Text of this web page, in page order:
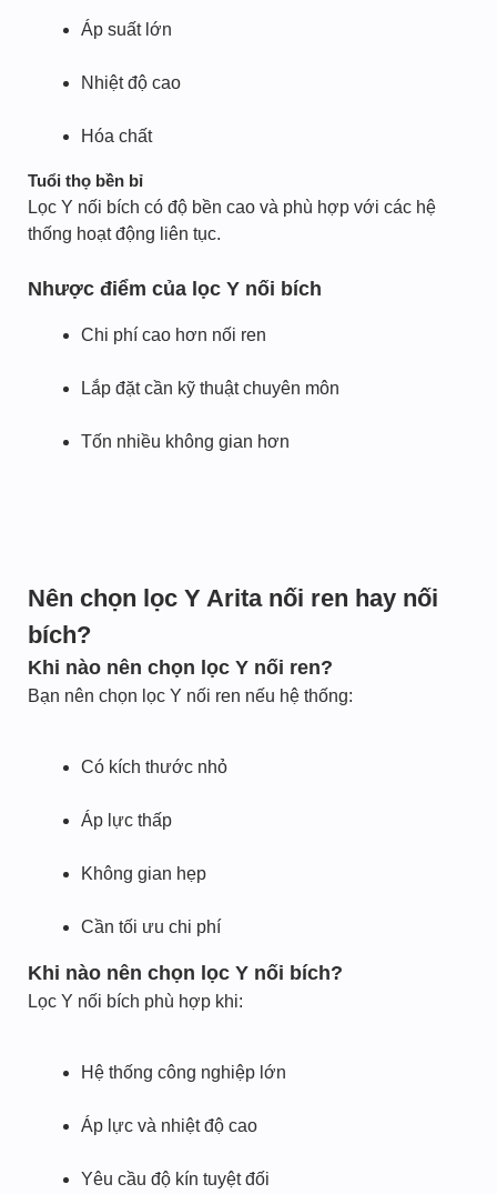
Áp suất lớn
Nhiệt độ cao
Hóa chất
Tuổi thọ bền bỉ
Lọc Y nối bích có độ bền cao và phù hợp với các hệ
thống hoạt động liên tục.
Nhược điểm của lọc Y nối bích
Chi phí cao hơn nối ren
Lắp đặt cần kỹ thuật chuyên môn
Tốn nhiều không gian hơn
Nên chọn lọc Y Arita nối ren hay nối
bích?
Khi nào nên chọn lọc Y nối ren?
Bạn nên chọn lọc Y nối ren nếu hệ thống:
Có kích thước nhỏ
Áp lực thấp
Không gian hẹp
Cần tối ưu chi phí
Khi nào nên chọn lọc Y nối bích?
Lọc Y nối bích phù hợp khi:
Hệ thống công nghiệp lớn
Áp lực và nhiệt độ cao
Yêu cầu độ kín tuyệt đối